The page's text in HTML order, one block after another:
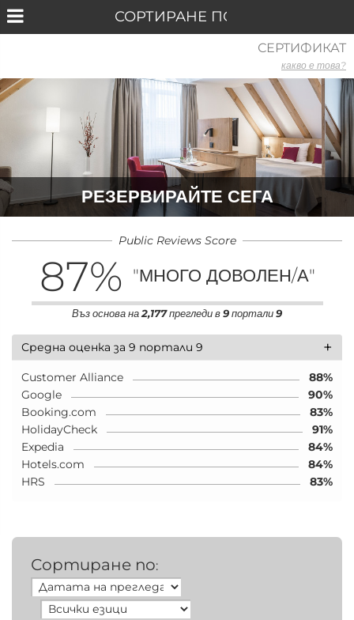
РЕЗЕРВИРАЙТЕ СЕГА
Public Reviews Score
87% "МНОГО ДОВОЛЕН/А"
Въз основа на2,177прегледи в9портали9
+
Средна оценка за 9 портали 9
Customer Alliance
88%
Google
90%
Booking.com
83%
HolidayCheck
91%
Expedia
84%
Hotels.com
84%
HRS
83%
Сортиране по:
СЕРТИФИКАТ
какво е това?